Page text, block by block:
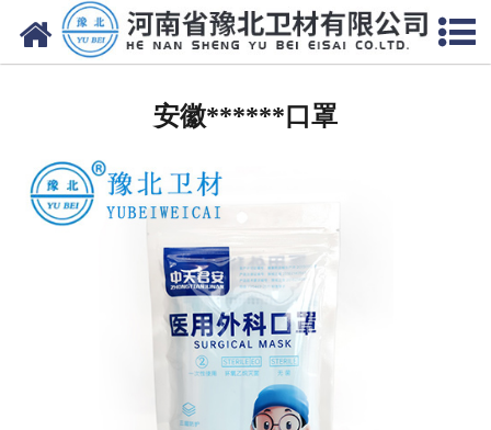
网站首页
安徽医用棉签
安徽显影纱布
安徽医用口罩帽
安徽医用包类
安徽******口罩